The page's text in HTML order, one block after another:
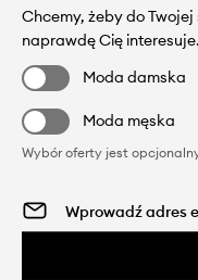
Chcemy, żeby do
naprawdę Cię
Moda damska
Moda męska
Wybór oferty jest